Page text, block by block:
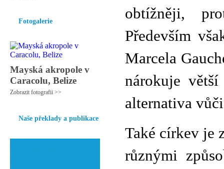
Fotogalerie
Mayská akropole v
Caracolu, Belize
Zobrazit fotografii >>
Naše překlady a publikace
obtížněji,
Především
Marcela
nárokuje
alternativa
Také církev je
různými